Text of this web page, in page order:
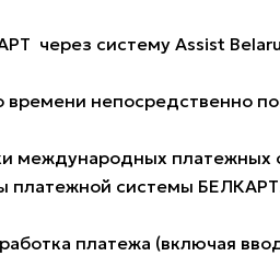
через систему Assist
непосредственно
платежных
платежной системы
платежа (включая